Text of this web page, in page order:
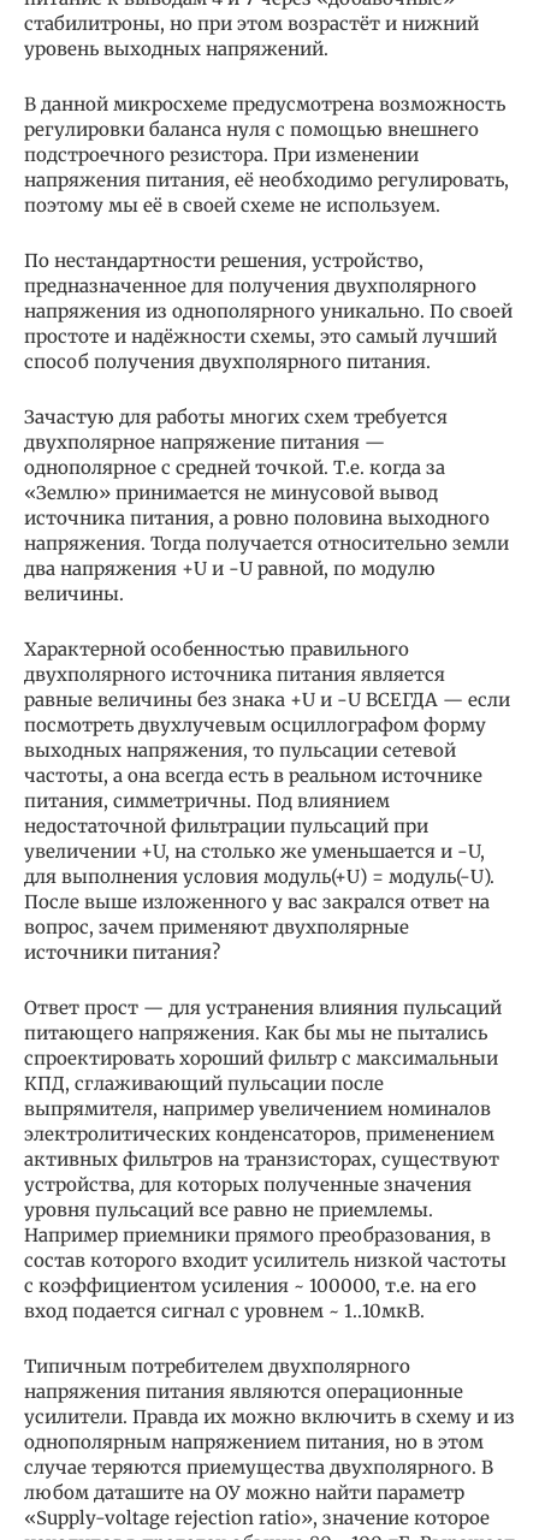
стабилитроны, но при этом возрастёт и нижний
уровень выходных напряжений.
В данной микросхеме предусмотрена возможность
регулировки баланса нуля с помощью внешнего
подстроечного резистора. При изменении
напряжения питания, её необходимо регулировать,
поэтому мы её в своей схеме не используем.
По нестандартности решения, устройство,
предназначенное для получения двухполярного
напряжения из однополярного уникально. По своей
простоте и надёжности схемы, это самый лучший
способ получения двухполярного питания.
Зачастую для работы многих схем требуется
двухполярное напряжение питания —
однополярное с средней точкой. Т.е. когда за
«Землю» принимается не минусовой вывод
источника питания, а ровно половина выходного
напряжения. Тогда получается относительно земли
два напряжения +U и -U равной, по модулю
величины.
Характерной особенностью правильного
двухполярного источника питания является
равные величины без знака +U и -U ВСЕГДА — если
посмотреть двухлучевым осциллографом форму
выходных напряжения, то пульсации сетевой
частоты, а она всегда есть в реальном источнике
питания, симметричны. Под влиянием
недостаточной фильтрации пульсаций при
увеличении +U, на столько же уменьшается и -U,
для выполнения условия модуль(+U) = модуль(-U).
После выше изложенного у вас закрался ответ на
вопрос, зачем применяют двухполярные
источники питания?
Ответ прост — для устранения влияния пульсаций
питающего напряжения. Как бы мы не пытались
спроектировать хороший фильтр с максимальныи
КПД, сглаживающий пульсации после
выпрямителя, например увеличением номиналов
электролитических конденсаторов, применением
активных фильтров на транзисторах, существуют
устройства, для которых полученные значения
уровня пульсаций все равно не приемлемы.
Например приемники прямого преобразования, в
состав которого входит усилитель низкой частоты
с коэффициентом усиления ~ 100000, т.е. на его
вход подается сигнал с уровнем ~ 1..10мкВ.
Типичным потребителем двухполярного
напряжения питания являются операционные
усилители. Правда их можно включить в схему и из
однополярным напряжением питания, но в этом
случае теряются приемущества двухполярного. В
любом даташите на ОУ можно найти параметр
«Supply-voltage rejection ratio», значение которое